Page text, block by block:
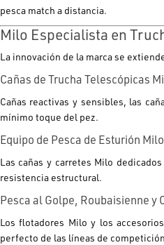
pesca match a distancia.
Milo Especialista en
La innovación de la marca se
Cañas de Trucha Telescópicas
Cañas reactivas y sensibles, las
mínimo toque del pez.
Equipo de Pesca de Esturión Milo
Las cañas y carretes Milo
resistencia estructural.
Pesca al Golpe, Roubaisienne y
Los flotadores Milo y los
perfecto de las líneas de